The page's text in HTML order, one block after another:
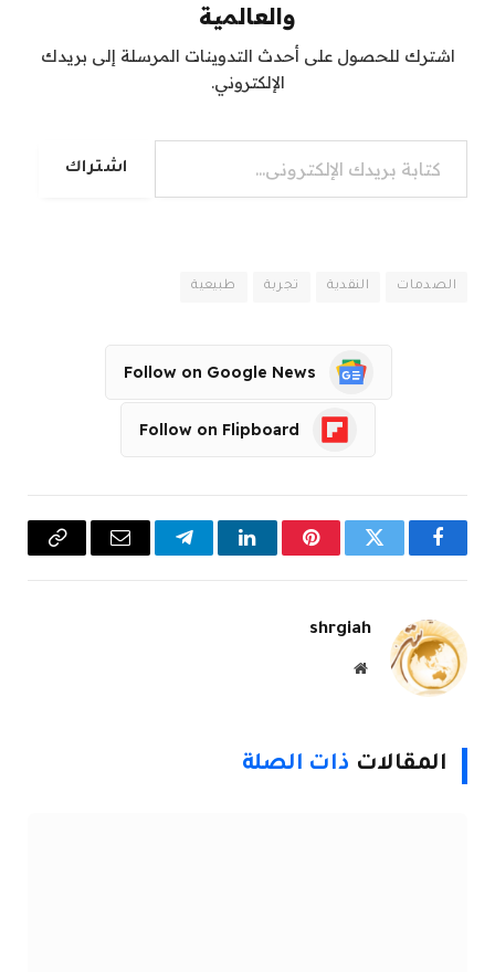
والعالمية
اشترك للحصول على أحدث التدوينات المرسلة إلى بريدك
الإلكتروني.
كتابة بريدك الإلكتروني...
اشتراك
الصدمات النقدية تجربة طبيعية
Follow on Google News
Follow on Flipboard
فيسبوكتويتر بينتيريستلينكدإن تيلقرام البريد
Copy
shrgiah
موقع
المقالات ذات الصلة